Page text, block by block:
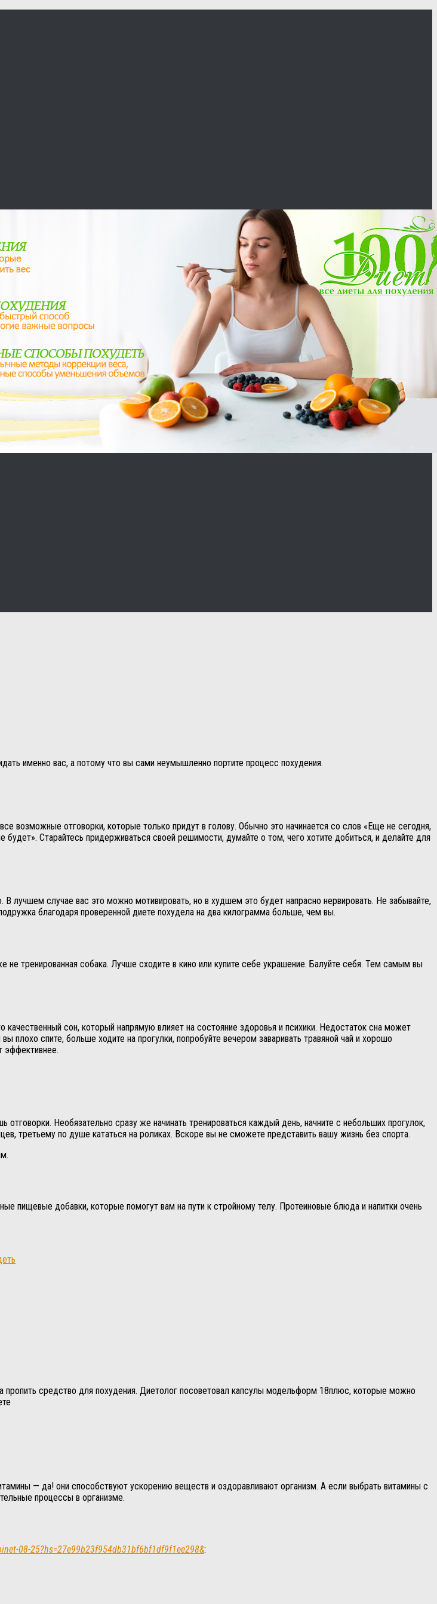
именно вас, а потому что вы сами неумышленно портите процесс похудения.
отговорки, которые только придут в голову. Обычно это начинается со слов «Еще не сегодня,
будет». Старайтесь придерживаться своей решимости, думайте о том, чего хотите добиться, и делайте для
лучшем случае вас это можно мотивировать, но в худшем это будет напрасно нервировать. Не забывайте,
благодаря проверенной диете похудела на два килограмма больше, чем вы.
не тренированная собака. Лучше сходите в кино или купите себе украшение. Балуйте себя. Тем самым вы
сон, который напрямую влияет на состояние здоровья и психики. Недостаток сна может
плохо спите, больше ходите на прогулки, попробуйте вечером заваривать травяной чай и хорошо
эффективнее.
Необязательно сразу же начинать тренироваться каждый день, начните с небольших прогулок,
третьему по душе кататься на роликах. Вскоре вы не сможете представить вашу жизнь без спорта.
пищевые добавки, которые помогут вам на пути к стройному телу. Протеиновые блюда и напитки очень
средство для похудения. Диетолог посоветовал капсулы модельформ 18плюс, которые можно
— да! они способствуют ускорению веществ и оздоравливают организм. А если выбрать витамины с
процессы в организме.
08-25?hs=27e99b23f954db31bf6bf1df9f1ee298&: